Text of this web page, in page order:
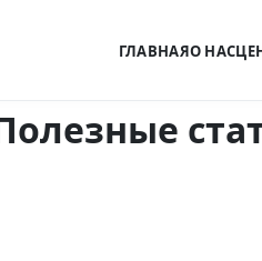
ГЛАВНАЯО НАС